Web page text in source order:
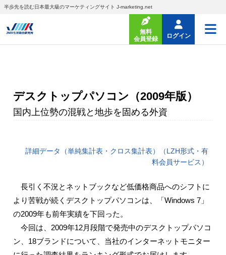
半歩先を読む日本最大級のマーケティングサイト J-marketing.net
無料
会員登録
ログイン
デスクトップパソコン（2009年版）
国内上位勢の混戦と地歩を固める外資
詳細データ（単純集計表・クロス集計表）（LZH形式・有
料会員サービス）
長引く不況とネットブックなど低価格商品へのシフトに
より苦戦が続くデスクトップパソコンは、「Windows 7」
の2009年も前年実績を下回った。
今回は、2009年12月段階で発売中のデスクトップパソコ
ン、18ブランドについて、当社のインターネットモニター